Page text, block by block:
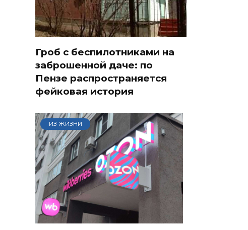
Гроб с беспилотниками на
заброшенной даче: по
Пензе распространяется
фейковая история
ИЗ ЖИЗНИ